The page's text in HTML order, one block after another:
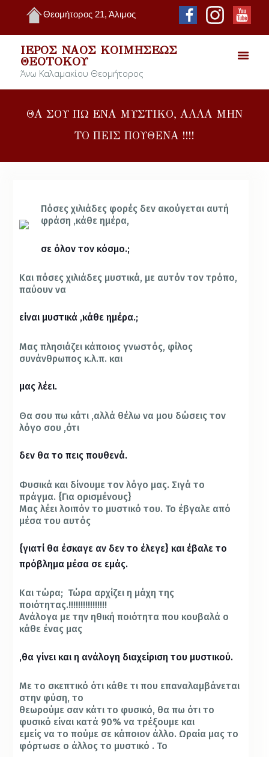
Θεομήτορος 21, Άλιμος
ΙΕΡΌΣ ΝΑΌΣ ΚΟΙΜΉΣΕΩΣ
ΘΕΟΤΌΚΟΥ
Άνω Καλαμακίου Θεομήτορος
ΘΑ ΣΟΥ ΠΩ ΕΝΑ ΜΥΣΤΙΚΟ, ΑΛΛΑ ΜΗΝ
ΤΟ ΠΕΙΣ ΠΟΥΘΕΝΑ !!!!
Πόσες χιλιάδες φορές δεν ακούγεται αυτή
φράση ,κάθε ημέρα,
σε όλον τον κόσμο.;
Και πόσες χιλιάδες μυστικά, με αυτόν τον τρόπο,
παύουν να
είναι μυστικά ,κάθε ημέρα.;
Μας πλησιάζει κάποιος γνωστός, φίλος
συνάνθρωπος κ.λ.π. και
μας λέει.
Θα σου πω κάτι ,αλλά θέλω να μου δώσεις τον
λόγο σου ,ότι
δεν θα το πεις πουθενά.
Φυσικά και δίνουμε τον λόγο μας. Σιγά το
πράγμα. {Για ορισμένους}
Μας λέει λοιπόν το μυστικό του. Το έβγαλε από
μέσα του αυτός
{γιατί θα έσκαγε αν δεν το έλεγε} και έβαλε το
πρόβλημα μέσα σε εμάς.
Και τώρα; Τώρα αρχίζει η μάχη της
ποιότητας.!!!!!!!!!!!!!!!!
Ανάλογα με την ηθική ποιότητα που κουβαλά ο
κάθε ένας μας
,θα γίνει και η ανάλογη διαχείριση του μυστικού.
Με το σκεπτικό ότι κάθε τι που επαναλαμβάνεται
στην φύση, το
θεωρούμε σαν κάτι το φυσικό, θα πω ότι το
φυσικό είναι κατά 90% να τρέξουμε και
εμείς να το πούμε σε κάποιον άλλο. Ωραία μας το
φόρτωσε ο άλλος το μυστικό . Το